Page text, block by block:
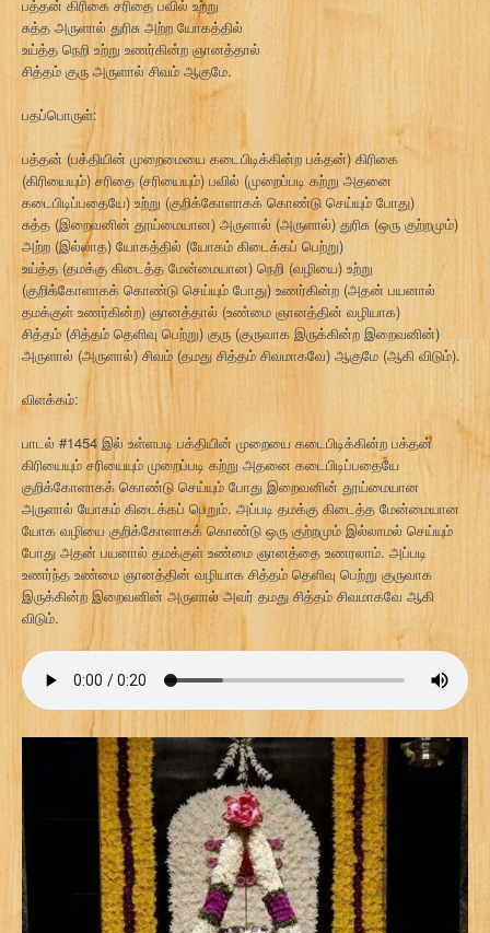
பத்தன் கிரிகை சரிதை பவில் உற்று
சுத்த அருளால் துரிசு அற்ற யோகத்தில்
உய்த்த நெறி உற்று உணர்கின்ற ஞானத்தால்
சித்தம் குரு அருளால் சிவம் ஆகுமே.
பதப்பொருள்:
பத்தன் (பக்தியின் முறைமையை கடைபிடிக்கின்ற பக்தன்) கிரிகை
(கிரியையும்) சரிதை (சரியையும்) பவில் (முறைப்படி கற்று அதனை
கடைபிடிப்பதையே) உற்று (குறிக்கோளாகக் கொண்டு செய்யும் போது)
சுத்த (இறைவனின் தூய்மையான) அருளால் (அருளால்) துரிசு (ஒரு குற்றமும்)
அற்ற (இல்லாத) யோகத்தில் (யோகம் கிடைக்கப் பெற்று)
உய்த்த (தமக்கு கிடைத்த மேன்மையான) நெறி (வழியை) உற்று
(குறிக்கோளாகக் கொண்டு செய்யும் போது) உணர்கின்ற (அதன் பயனால்
தமக்குள் உணர்கின்ற) ஞானத்தால் (உண்மை ஞானத்தின் வழியாக)
சித்தம் (சித்தம் தெளிவு பெற்று) குரு (குருவாக இருக்கின்ற இறைவனின்)
அருளால் (அருளால்) சிவம் (தமது சித்தம் சிவமாகவே) ஆகுமே (ஆகி விடும்).
விளக்கம்:
பாடல் #1454 இல் உள்ளபடி பக்தியின் முறையை கடைபிடிக்கின்ற பக்தன்
கிரியையும் சரியையும் முறைப்படி கற்று அதனை கடைபிடிப்பதையே
குறிக்கோளாகக் கொண்டு செய்யும் போது இறைவனின் தூய்மையான
அருளால் யோகம் கிடைக்கப் பெறும். அப்படி தமக்கு கிடைத்த மேன்மையான
யோக வழியை குறிக்கோளாகக் கொண்டு ஒரு குற்றமும் இல்லாமல் செய்யும்
போது அதன் பயனால் தமக்குள் உண்மை ஞானத்தை உணரலாம். அப்படி
உணர்ந்த உண்மை ஞானத்தின் வழியாக சித்தம் தெளிவு பெற்று குருவாக
இருக்கின்ற இறைவனின் அருளால் அவர் தமது சித்தம் சிவமாகவே ஆகி
விடும்.